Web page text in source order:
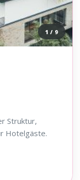
1 / 9
Struktur,
Hotelgäste.